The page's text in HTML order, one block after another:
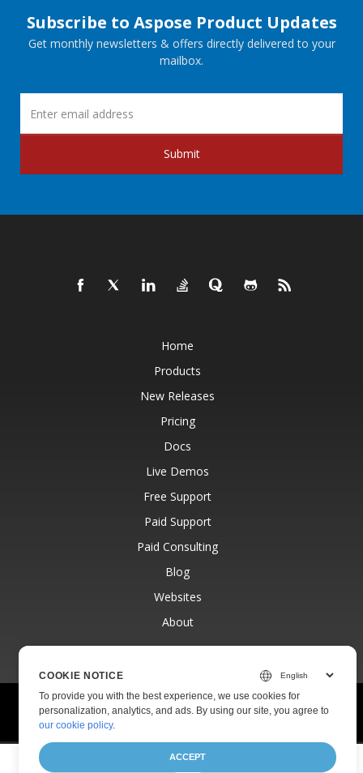
Subscribe to Aspose Product Updates
Get monthly newsletters & offers directly delivered to your
mailbox.
Submit
Home
Products
New Releases
Pricing
Docs
Live Demos
Free Support
Paid Support
Paid Consulting
Blog
Websites
About
© Aspose Pty Ltd 2001-2026.
All Rights Reserved.
COOKIE NOTICE
To provide you with the best experience, we use cookies for
personalization, analytics, and ads. By using our site, you agree to
our cookie policy.
ACCEPT